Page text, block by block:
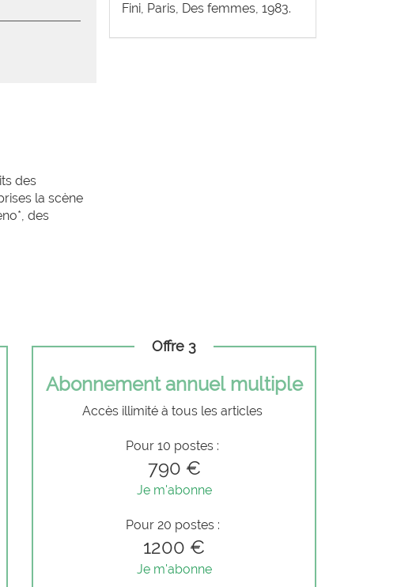
des
la scène
des
Fini, Paris, Des femmes, 1983.
Offre 3
Abonnement annuel multiple
Accès illimité à tous les articles
Pour 10 postes :
790 €
Je m'abonne
Pour 20 postes :
1200 €
Je m'abonne